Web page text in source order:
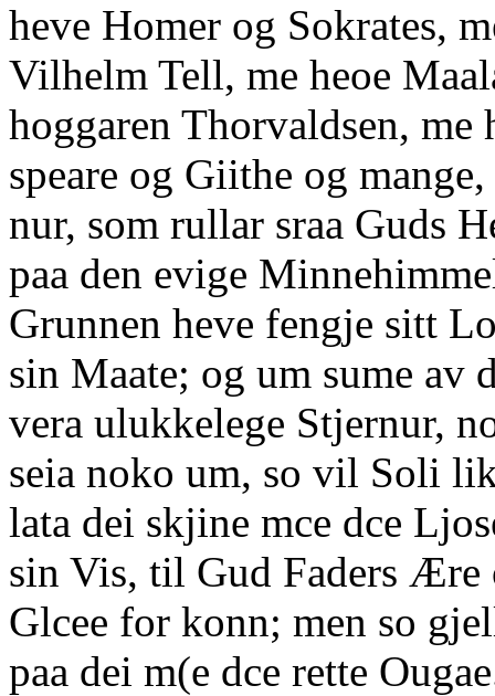
heve Homer og Sokrates,
Vilhelm Tell, me heoe
hoggaren Thorvaldsen, me
speare og Giithe og
nur, som rullar sraa Guds
paa den evige
Grunnen heve fengje sitt
sin Maate; og um sume av
vera ulukkelege Stjernur,
seia noko um, so vil Soli
lata dei skjine mce dce
sin Vis, til Gud Faders Ære
Glcee for konn; men so
paa dei m(e dce rette